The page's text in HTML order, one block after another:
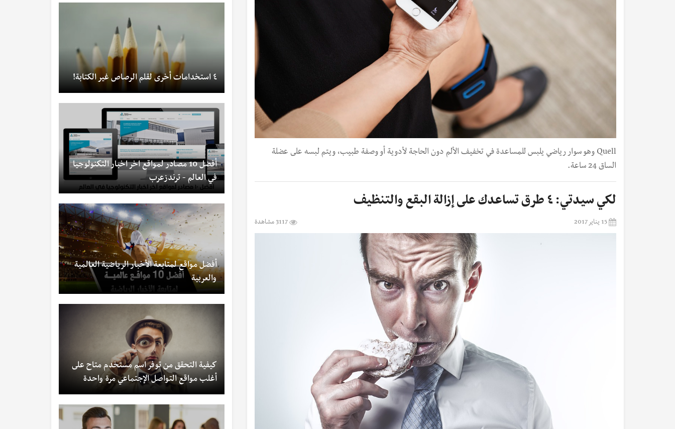
Quell وهو سوار رياضي يلبس للمساعدة في تخفيف الألم دون الحاجة لأدوية أو وصفة طبيب، ويتم لبسه على عضلة
الساق 24 ساعة.
لكي سيدتي: ٤ طرق تساعدك على إزالة البقع والتنظيف
15 يناير 2017 3117 مشاهدة
٤ استخدامات أخرى لقلم الرصاص غير الكتابة!
أفضل 10 مصادر لمواقع اخر اخبار التكنولوجيا
في العالم - ترندزعرب
أفضل مواقع لمتابعة الأخبار الرياضية العالمية
والعربية
كيفية التحقق من توفر اسم مستخدم متاح على
أغلب مواقع التواصل الإجتماعي مرة واحدة